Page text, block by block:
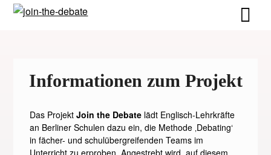
Informationen zum Projekt
Das ProjektJoin the Debatelädt Englisch-Lehrkräfte
an Berliner Schulen dazu ein, die Methode ‚Debating‘
in fächer- und schulübergreifenden Teams im